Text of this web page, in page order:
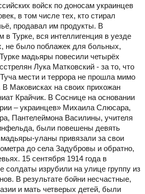
войск по доносам украинцев
в том числе тех, кто стирал
продавал им продукты. В
в Турке, вся интеллигенция в уезде
не было поблажек для больных,
мадьяры повесили четырёх
Лука Матковский - за то, что
мести и террора не прошла мимо
В Маковисках на своих прихожан
Крайчик. В Соснице на основании
– украинцев» Михаила Слюсара,
Пантелеймона Василины, учителя
были повешены девять
уланы привязали за свои
до села Задубровы и обратно,
15 сентября 1914 года в
изрубили на улице группу из
В результате бойни несчастные,
и мать четверых детей, были